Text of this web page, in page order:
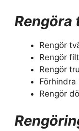
Rengöra
Rengör
Rengör
Rengör
Rengör